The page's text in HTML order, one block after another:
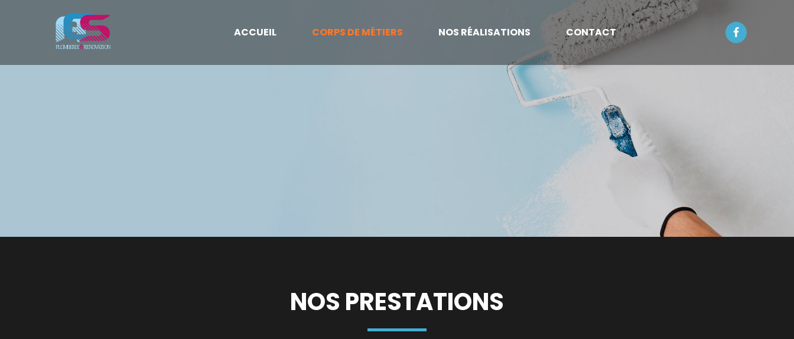
ACCUEIL CORPS DE MÉTIERS NOS RÉALISATIONS CONTACT
NOS PRESTATIONS